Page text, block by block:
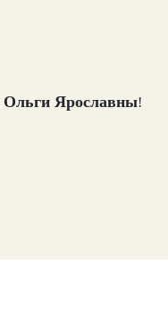
Ольги Ярославны!